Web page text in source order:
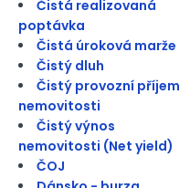
Čistá realizovaná
poptávka
Čistá úroková marže
Čistý dluh
Čistý provozní příjem
nemovitosti
Čistý výnos
nemovitosti (Net yield)
ČOJ